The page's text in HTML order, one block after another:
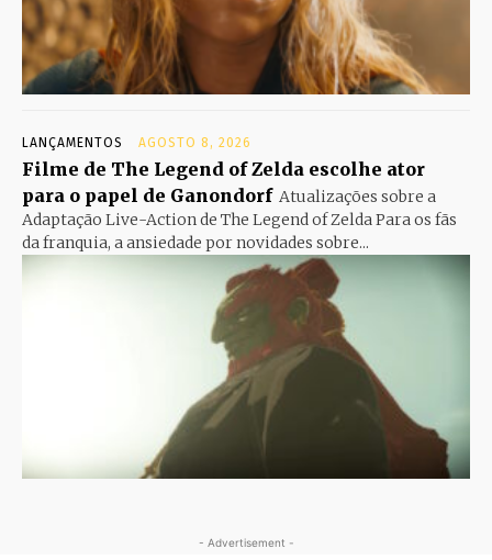
LANÇAMENTOS AGOSTO 8, 2026
Filme de The Legend of Zelda escolhe ator
para o papel de Ganondorf Atualizações sobre a
Adaptação Live-Action de The Legend of Zelda Para os fãs
da franquia, a ansiedade por novidades sobre...
- Advertisement -